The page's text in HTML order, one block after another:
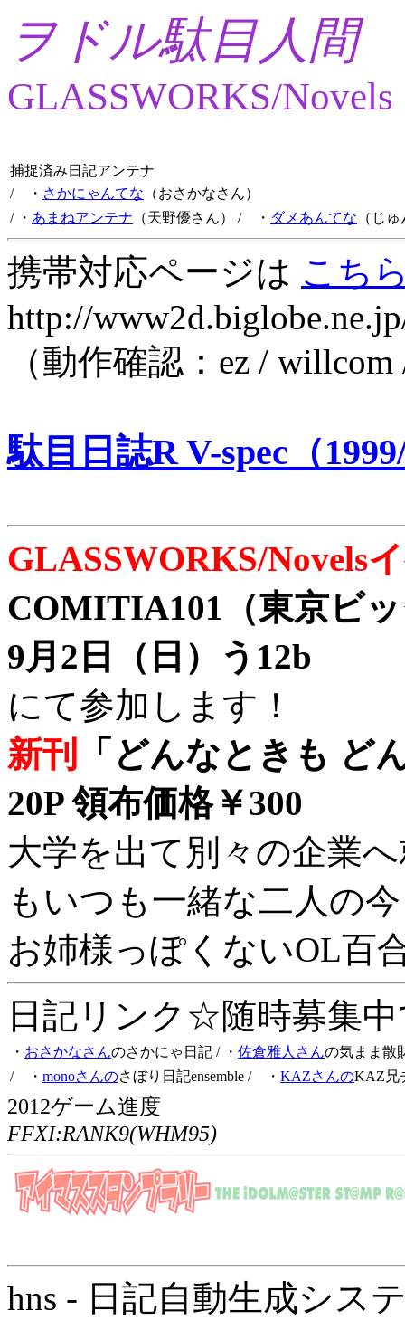
ヲドル駄目人間
GLASSWORKS/Novels
捕捉済み日記アンテナ
/ ・ さかにゃんてな （おさかなさん）
/ ・ あまねアンテナ （天野優さん） / ・ ダメあんてな （じ
携帯対応ページは こち
http://
（動作確認：ez /
駄目日誌R V-spec（
GLASSWORKS/Novels
COMITIA101（東京ビ
9月2日（日）う12b
にて参加します！
新刊
「どんなときも ど
20P 領布価格￥300
大学を出て別々の企業
もいつも一緒な二人の
お姉様っぽくないOL百
日記リンク☆随時募集
・ おさかなさんのさかにゃ日記 / ・ 佐倉雅人さんの気まま散
/ ・ monoさんのさぼり日記ensemble / ・ KAZさんのKAZ兄
2012ゲーム進度
FFXI:RANK9(WHM95)
hns - 日記自動生成シス